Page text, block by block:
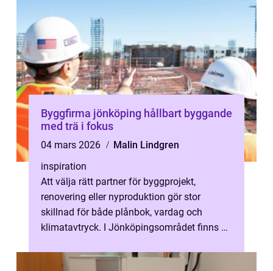
Byggfirma jönköping hållbart byggande
med trä i fokus
04 mars 2026
Malin Lindgren
inspiration
Att välja rätt partner för byggprojekt,
renovering eller nyproduktion gör stor
skillnad för både plånbok, vardag och
klimatavtryck. I Jönköpingsområdet finns en